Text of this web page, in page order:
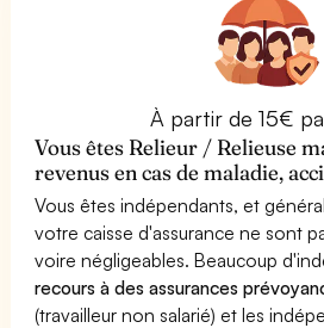
À partir de 15€
Vous êtes Relieur / Relieuse
revenus en cas de maladie,
Vous êtes indépendants, et
votre caisse d'assurance ne sont
voire négligeables. Beaucoup
recours à des assurances
(travailleur non salarié) et les